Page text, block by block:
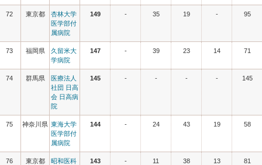
72 東京都
杏林大学
医学部付
属病院
149 - 35 19 - 95
73 福岡県
久留米大
学病院
147 - 39 23 14 71
74 群馬県
医療法人
社団 日高
会 日高病
院
145 - - - - 145
75 神奈川県 東海大学
医学部付
属病院
144 - 24 43 19 58
76 東京都
昭和医科
143 - 11 38 13 81